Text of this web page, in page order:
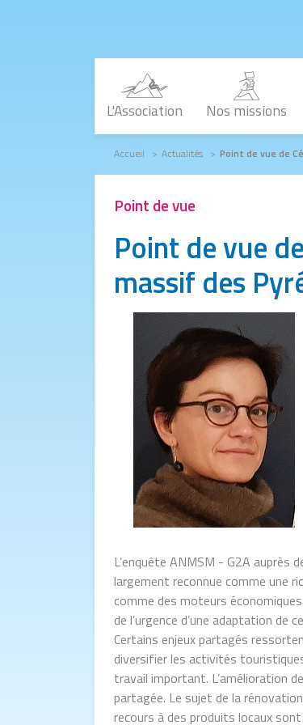
L'Association Nos missions
Fil d'Ariane
Accueil Actualités Point de vue de
Point de vue
Point de vue
massif des
L’enquête ANMSM - G2A
largement reconnue comme une
comme des moteurs
de l’urgence d’une adaptation de
Certains enjeux partagés
diversifier les activités
travail important. L’amélioration
partagée. Le sujet de la
recours à des produits locaux